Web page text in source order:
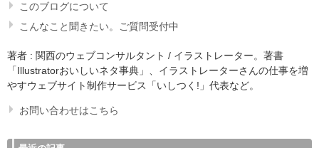
このブログについて
こんなこと聞きたい。ご質問受付中
著者 : 関西のウェブコンサルタント / イラストレーター。著書
「Illustratorおいしいネタ事典」、イラストレーターさんの仕事を増
やすウェブサイト制作サービス「いしつく!」代表など。
お問い合わせはこちら